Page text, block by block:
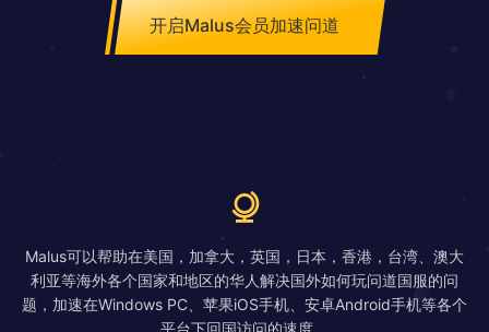
开启Malus会员加速问道
Malus可以帮助在美国，加拿大，英国，日本，香港，台湾、澳大
利亚等海外各个国家和地区的华人解决国外如何玩问道国服的问
题，加速在Windows PC、苹果iOS手机、安卓Android手机等各个
平台下回国访问的速度。